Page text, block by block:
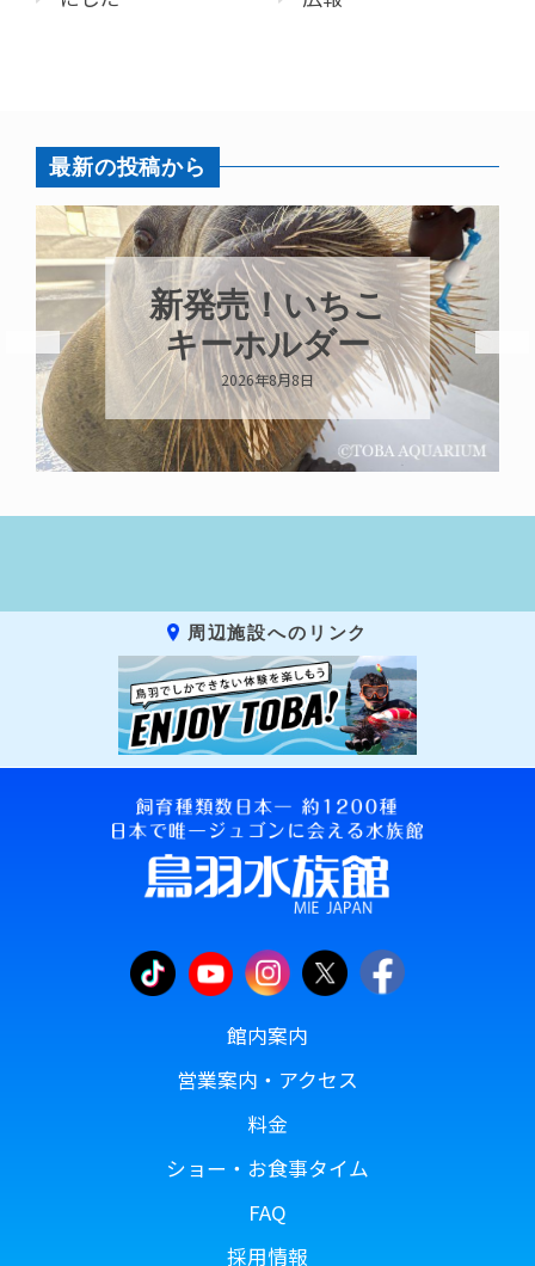
最新の投稿から
新発売！いちこ
キーホルダー
2026年8月8日
周辺施設へのリンク
館内案内
営業案内・アクセス
料金
ショー・お食事タイム
FAQ
採用情報